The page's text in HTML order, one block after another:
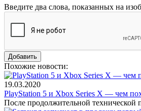
Введите два слова, показанных на
Похожие новости:
19.03.2020
PlayStation 5 и Xbox Series X — чем
После продолжительной технической